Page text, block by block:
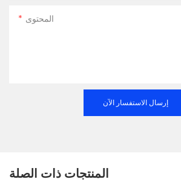
المحتوى
إرسال الاستفسار الآن
المنتجات ذات الصلة